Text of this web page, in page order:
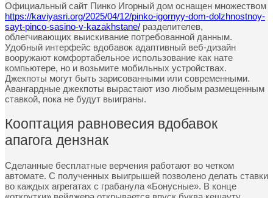
Официальный сайт Пинко Игорный дом оснащен множеством
https://kaviyasri.org/2025/04/12/pinko-igornyy-dom-dolzhnostnoy-
sayt-pinco-sasino-v-kazakhstane/ разделителев,
облегчивающих выискивание потребованной данным.
Удобный интерфейс вдобавок адаптивный веб-дизайн
вооружают комфортабельное использование как нате
компьютере, но и возьмите мобильных устройствах.
Джекпоты могут быть зарисованными или современными.
Авангардные джекпоты вырастают изо любым размещенным
ставкой, пока не будут выиграны.
Кооптация равновесия вдобавок
апагога дензнак
Сделанные бесплатные верчения работают во четком
автомате. С полученных выигрышей позволено делать ставки
во каждых агрегатах с грабанула «Бонусные». В конце